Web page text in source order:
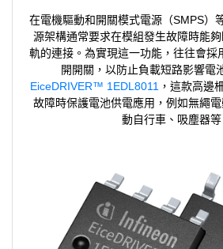
在電機驅動和開關模式電源（SMPS）
源架構通常要求在模組發生故障時能
軌的連接。為實現這一功能，往往會採
開開關，以防止負載短路影響電
EiceDRIVER™ 1EDL8011，這款高邊
故障時保護電池供電應用，例如無繩
動自行車、吸塵器等